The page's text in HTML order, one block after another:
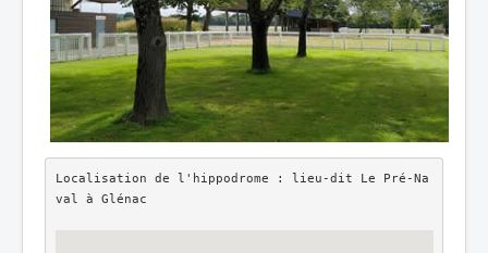
Localisation de l'hippodrome : lieu-dit Le Pré-Na
val à Glénac